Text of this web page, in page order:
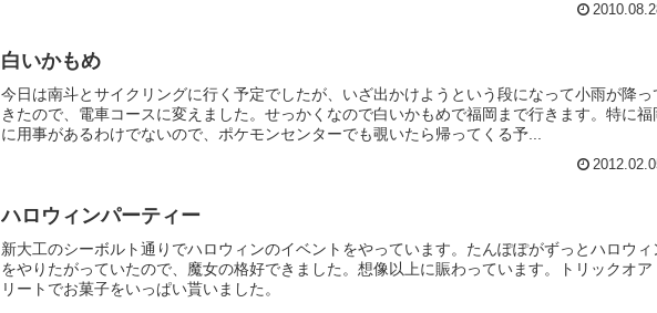
白いかもめ
今日は南斗とサイクリングに行く予定でしたが、いざ出かけようという段になって小雨が降っ
きたので、電車コースに変えました。せっかくなので白いかもめで福岡まで行きます。特に福
に用事があるわけでないので、ポケモンセンターでも覗いたら帰ってくる予...
ハロウィンパーティー
新大工のシーボルト通りでハロウィンのイベントをやっています。たんぽぽがずっとハロウィ
をやりたがっていたので、魔女の格好できました。想像以上に賑わっています。トリックオア
リートでお菓子をいっぱい貰いました。